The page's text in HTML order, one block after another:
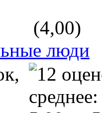
(4,00)
люди